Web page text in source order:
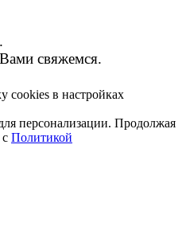
свяжемся.
cookies в настройках
персонализации. Продолжая
с Политикой